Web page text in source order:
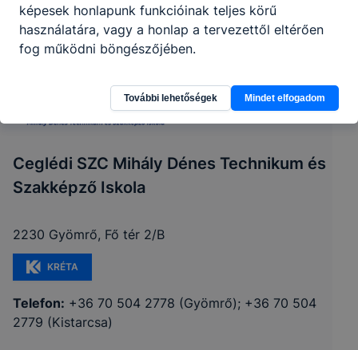
Ceglédi SZC Mihály Dénes Technikum és
Szakképző Iskola
2230 Gyömrő, Fő tér 2/B
KRÉTA
Telefon: +36 70 504 2778 (Gyömrő); +36 70 504
2779 (Kistarcsa)
képesek honlapunk funkcióinak teljes körű
használatára, vagy a honlap a tervezettől eltérően
fog működni böngészőjében.
További lehetőségek Mindet elfogadom